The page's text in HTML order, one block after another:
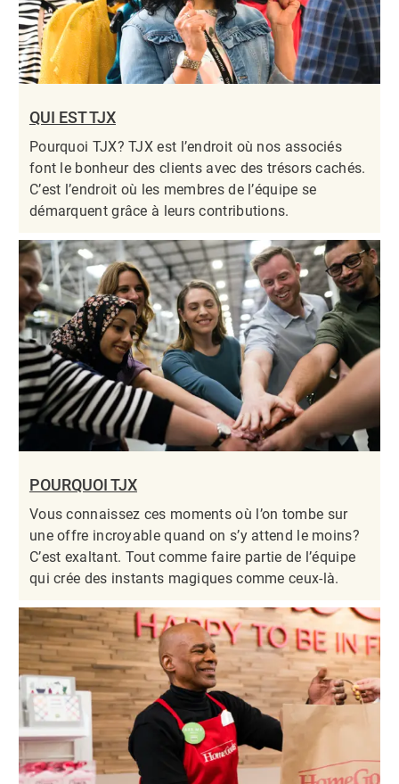
QUI EST TJX
Pourquoi TJX? TJX est l’endroit où nos associés
font le bonheur des clients avec des trésors cachés.
C’est l’endroit où les membres de l’équipe se
démarquent grâce à leurs contributions.​​​​​​​
POURQUOI TJX
Vous connaissez ces moments où l’on tombe sur
une offre incroyable quand on s’y attend le moins?
C’est exaltant. Tout comme faire partie de l’équipe
qui crée des instants magiques comme ceux-là.​​​​​​​